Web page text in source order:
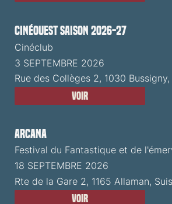
CinéOuest Saison 2026-27
Cinéclub
3 SEPTEMBRE 2026
Rue des Collèges 2, 1030 Bussigny,
Voir
ARCANA
Festival du Fantastique et de
18 SEPTEMBRE 2026
Rte de la Gare 2, 1165 Allaman,
Voir